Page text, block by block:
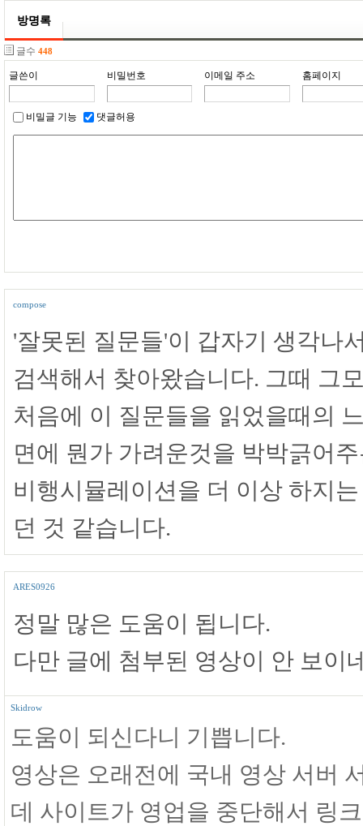
방명록
글수 448
글쓴이 비밀번호 이메일 주소 홈페이지
비밀글 기능 댓글허용
compose
'잘못된 질문들'이 갑자기 생각나
검색해서 찾아왔습니다. 그때 그
처음에 이 질문들을 읽었을때의
면에 뭔가 가려운것을 박박긁어
비행시뮬레이션을 더 이상 하지
던 것 같습니다.
ARES0926
정말 많은 도움이 됩니다.
다만 글에 첨부된 영상이 안 보이
Skidrow
도움이 되신다니 기쁩니다.
영상은 오래전에 국내 영상 서버
데 사이트가 영업을 중단해서 링